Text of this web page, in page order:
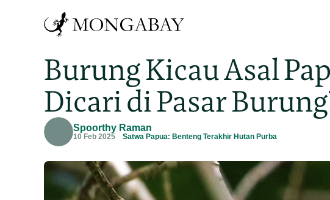
Burung Kicau Asal
Dicari di Pasar
Spoorthy Raman
10 Feb 2025 Satwa Papua: Benteng Terakhir Hutan Purba